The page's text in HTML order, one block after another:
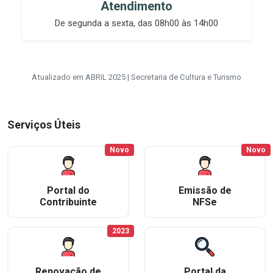
Atendimento
De segunda a sexta, das 08h00 às 14h00
Atualizado em ABRIL 2025 | Secretaria de Cultura e Turismo
Serviços Úteis
Portal do
Contribuinte
Novo
Emissão de
NFSe
Novo
2023